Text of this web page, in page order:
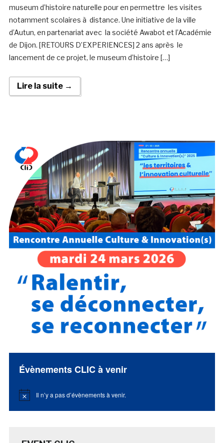
museum d’histoire naturelle pour en permettre les visites
notamment scolaires à distance. Une initiative de la ville
d’Autun, en partenariat avec la société Awabot et l’Académie
de Dijon. [RETOURS D’EXPERIENCES] 2 ans après le
lancement de ce projet, le museum d’histoire […]
Lire la suite →
Évènements CLIC à venir
Notice Il n’y a pas d’évènements à venir.